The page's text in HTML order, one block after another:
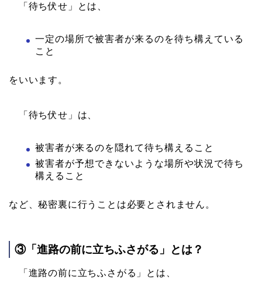
「待ち伏せ」とは、
一定の場所で被害者が来るのを待ち構えている
こと
をいいます。
「待ち伏せ」は、
被害者が来るのを隠れて待ち構えること
被害者が予想できないような場所や状況で待ち
構えること
など、秘密裏に行うことは必要とされません。
③「進路の前に立ちふさがる」とは？
「進路の前に立ちふさがる」とは、